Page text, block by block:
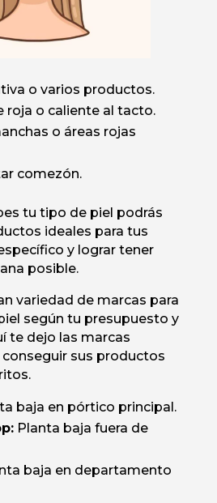
o varios productos.
roja o caliente al tacto.
o áreas rojas
comezón.
tu tipo de piel podrás
ideales para tus
y lograr tener
posible.
variedad de marcas para
según tu presupuesto y
te dejo las marcas
sus productos
baja en pórtico principal.
Planta baja fuera de
baja en departamento